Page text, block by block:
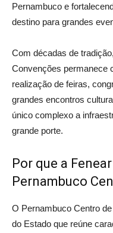
Pernambuco e
destino para grandes
Com décadas de
Convenções permanece
realização de feiras,
grandes encontros
único complexo a
grande porte.
Por que a
Pernambuco
O Pernambuco Centro
do Estado que reúne